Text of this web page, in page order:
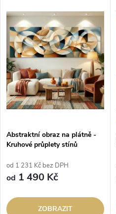
Abstraktní obraz na plátně -
Kruhové průplety stínů
od 1 231 Kč bez DPH
od 1 490 Kč
ZOBRAZIT